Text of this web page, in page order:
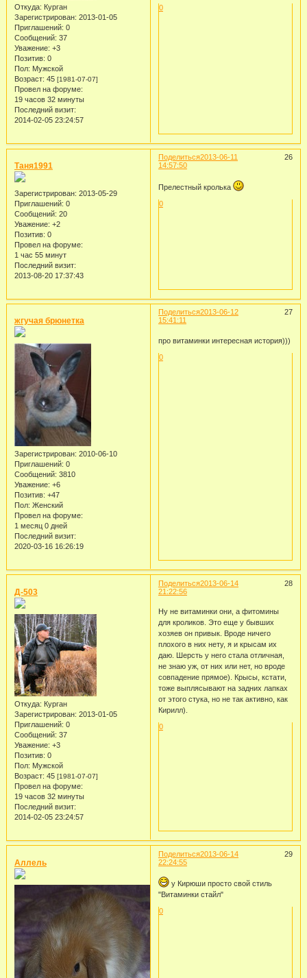
Откуда: Курган
Зарегистрирован: 2013-01-05
Приглашений: 0
Сообщений: 37
Уважение: +3
Позитив: 0
Пол: Мужской
Возраст: 45 [1981-07-07]
Провел на форуме:
19 часов 32 минуты
Последний визит:
2014-02-05 23:24:57
0
Поделиться 26
2013-06-11
14:57:50
Таня1991
Зарегистрирован: 2013-05-29
Приглашений: 0
Сообщений: 20
Уважение: +2
Позитив: 0
Провел на форуме:
1 час 55 минут
Последний визит:
2013-08-20 17:37:43
Прелестный кролька
0
Поделиться 27
2013-06-12
15:41:11
жгучая брюнетка
Зарегистрирован: 2010-06-10
Приглашений: 0
Сообщений: 3810
Уважение: +6
Позитив: +47
Пол: Женский
Провел на форуме:
1 месяц 0 дней
Последний визит:
2020-03-16 16:26:19
про витаминки интересная история)))
0
Поделиться 28
2013-06-14
21:22:56
Д-503
Откуда: Курган
Зарегистрирован: 2013-01-05
Приглашений: 0
Сообщений: 37
Уважение: +3
Позитив: 0
Пол: Мужской
Возраст: 45 [1981-07-07]
Провел на форуме:
19 часов 32 минуты
Последний визит:
2014-02-05 23:24:57
Ну не витаминки они, а фитомины
для кроликов. Это еще у бывших
хозяев он привык. Вроде ничего
плохого в них нету, я и крысам их
даю. Шерсть у него стала отличная,
не знаю уж, от них или нет, но вроде
совпадение прямое). Крысы, кстати,
тоже выплясывают на задних лапках
от этого стука, но не так активно, как
Кирилл).
0
Поделиться 29
2013-06-14
22:24:55
Аллель
у Кирюши просто свой стиль
"Витаминки стайл"
0